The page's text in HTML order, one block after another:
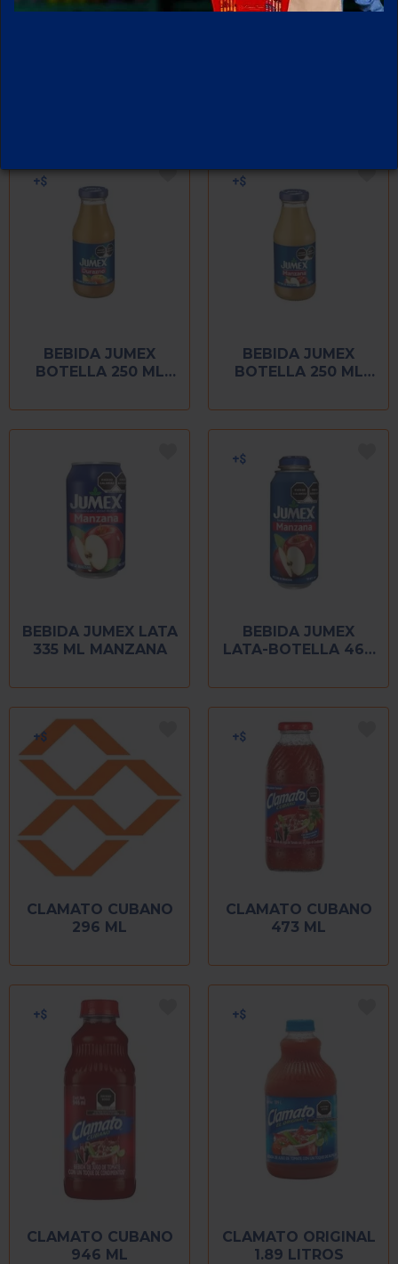
1 2
BEBIDA JUMEX
BOTELLA 250 ML
BEBIDA JUMEX
BOTELLA 250 ML
BEBIDA JUMEX LATA
335 ML MANZANA
BEBIDA JUMEX
LATA-BOTELLA 460
CLAMATO CUBANO
296 ML
CLAMATO CUBANO
473 ML
CLAMATO CUBANO
946 ML
CLAMATO ORIGINAL
1.89 LITROS